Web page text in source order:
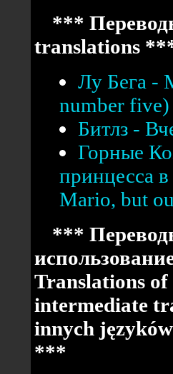
***
translations
Лу Бега -
number five)
Битлз -
Горные
принцесса
Mario, but
***
Translations of
intermediate
innych
***